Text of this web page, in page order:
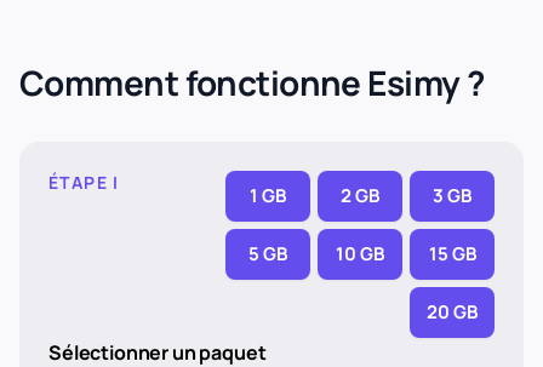
Comment fonctionne Esimy ?
ÉTAPE I
1 GB 2 GB 3 GB
5 GB 10 GB 15 GB
20 GB
Sélectionner un paquet